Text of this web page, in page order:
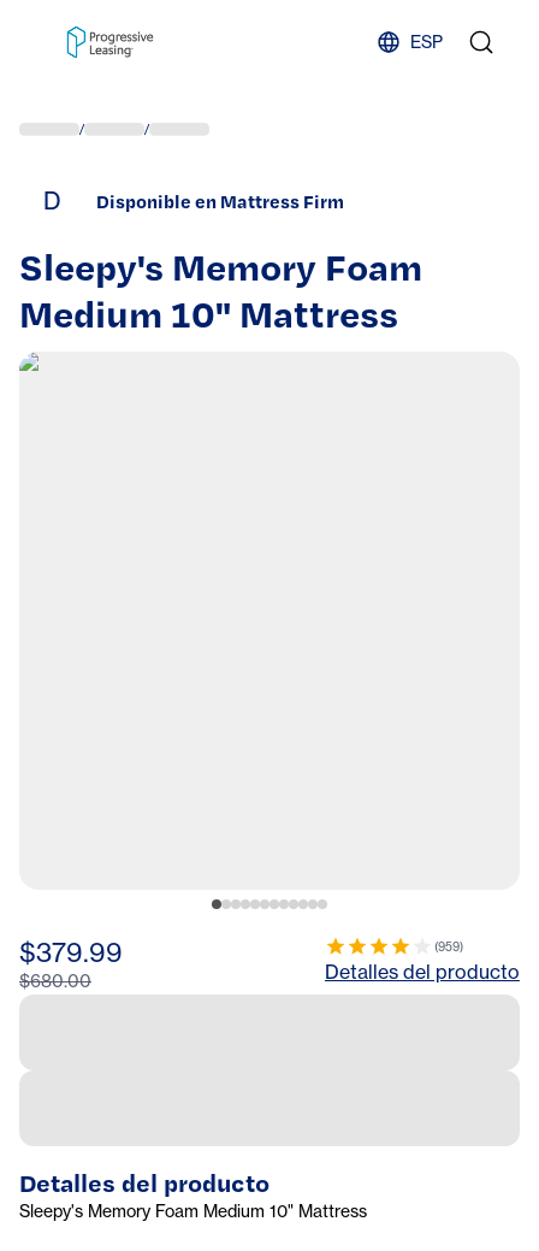
ESP
/ /
D Disponible en Mattress Firm
Sleepy's Memory Foam
Medium 10" Mattress
$379.99
$680.00
(959)
Detalles del producto
Detalles del producto
Sleepy's Memory Foam Medium 10" Mattress